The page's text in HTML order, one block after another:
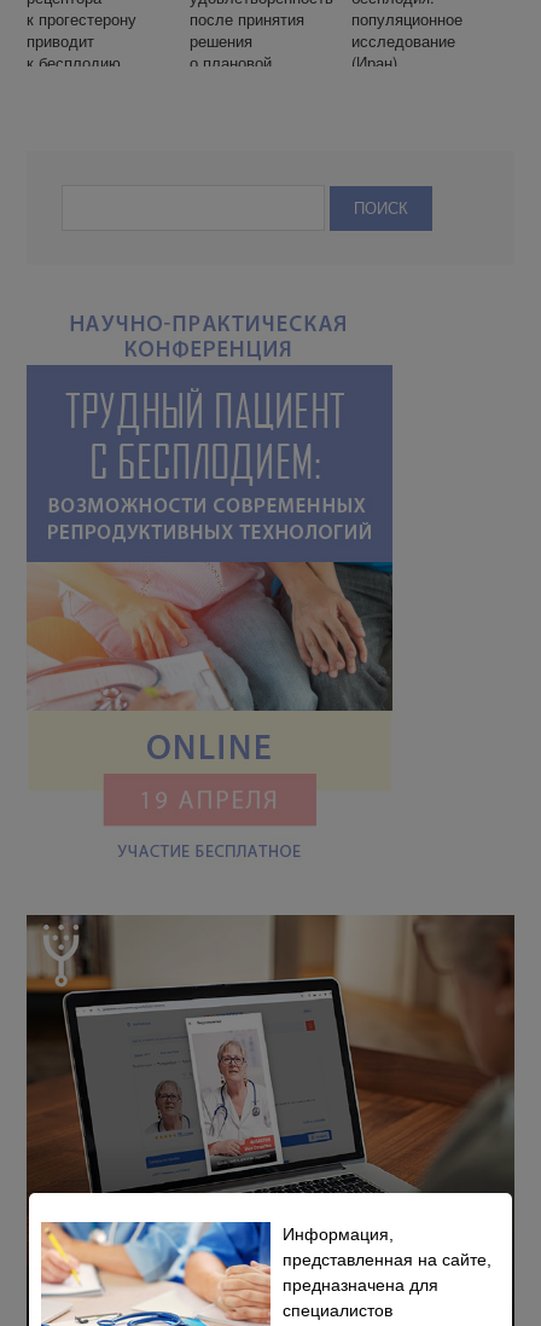
технологий
к прогестерону
приводит
к бесплодию
после принятия
решения
о плановой
популяционное
исследование
(Иран)
Информация,
представленная на сайте,
предназначена для
специалистов